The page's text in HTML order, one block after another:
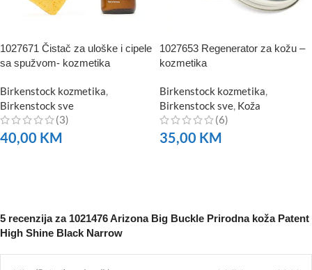
1027671 Čistač za uloške i cipele
sa spužvom- kozmetika
Birkenstock kozmetika
Birkenstock sve
(3)
40,00 KM
1027653 Regenerator za kožu –
kozmetika
Birkenstock kozmetika
Birkenstock sve Koža
(6)
35,00 KM
5 recenzija za 1021476 Arizona Big Buckle Prirodna koža Patent
High Shine Black Narrow